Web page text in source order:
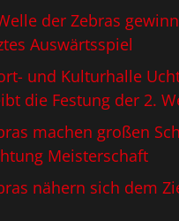
der Zebras
Auswärtsspiel
und Kulturhalle
die Festung der 2.
machen großen
Meisterschaft
nähern sich dem